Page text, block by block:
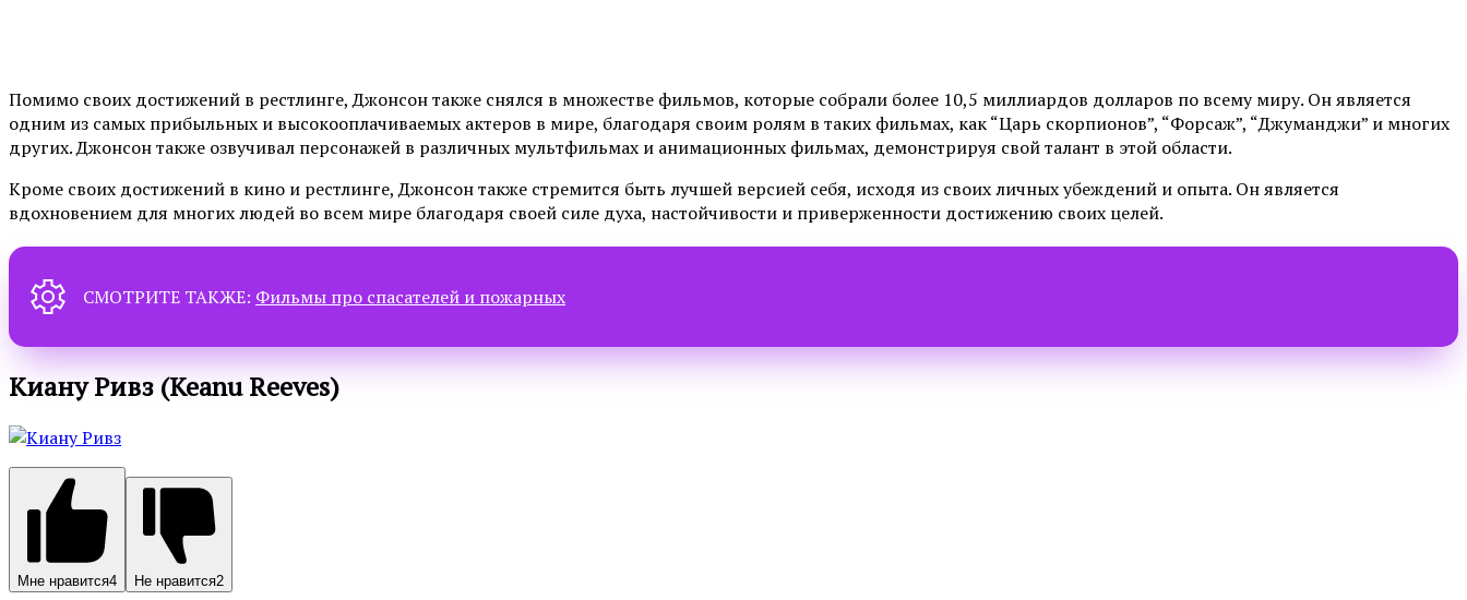
Помимо своих достижений в рестлинге, Джонсон также снялся в множестве фильмов, которые собрали более 10,5 миллиардов долларов по всему миру. Он является
одним из самых прибыльных и высокооплачиваемых актеров в мире, благодаря своим ролям в таких фильмах, как “Царь скорпионов”, “Форсаж”, “Джуманджи” и многих
других. Джонсон также озвучивал персонажей в различных мультфильмах и анимационных фильмах, демонстрируя свой талант в этой области.
Кроме своих достижений в кино и рестлинге, Джонсон также стремится быть лучшей версией себя, исходя из своих личных убеждений и опыта. Он является
вдохновением для многих людей во всем мире благодаря своей силе духа, настойчивости и приверженности достижению своих целей.
СМОТРИТЕ ТАКЖЕ: Фильмы про спасателей и пожарных
Киану Ривз (Keanu Reeves)
Мне нравится4 Не нравится2